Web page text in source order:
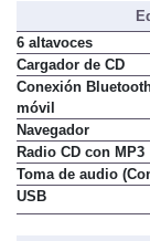
6 altavoces
Cargador de CD
Conexión
móvil
Navegador
Radio CD con MP3
Toma de audio
USB